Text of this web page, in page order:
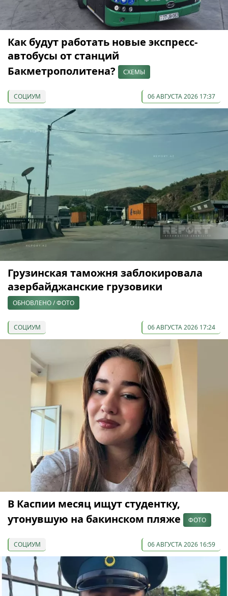
Как будут работать новые экспресс-
автобусы от станций
Бакметрополитена?
СХЕМЫ
СОЦИУМ 06 АВГУСТА 2026 17:37
Грузинская таможня заблокировала
азербайджанские грузовики
ОБНОВЛЕНО / ФОТО
СОЦИУМ 06 АВГУСТА 2026 17:24
В Каспии месяц ищут студентку,
утонувшую на бакинском пляже
ФОТО
СОЦИУМ 06 АВГУСТА 2026 16:59